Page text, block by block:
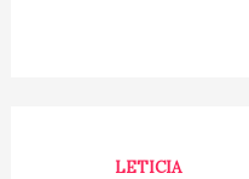
LETICIA